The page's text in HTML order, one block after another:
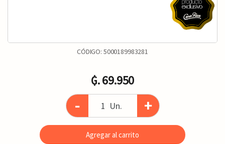
CÓDIGO: 5000189983281
₲. 69.950
- Un. +
Agregar al carrito